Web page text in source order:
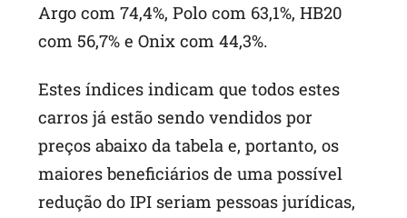
Argo com 74,4%, Polo com 63,1%, HB20
com 56,7% e Onix com 44,3%.
Estes índices indicam que todos estes
carros já estão sendo vendidos por
preços abaixo da tabela e, portanto, os
maiores beneficiários de uma possível
redução do IPI seriam pessoas jurídicas,